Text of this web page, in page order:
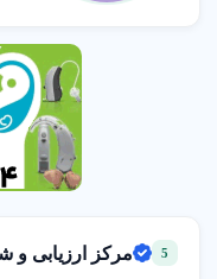
5 مرکز ارزیابی و